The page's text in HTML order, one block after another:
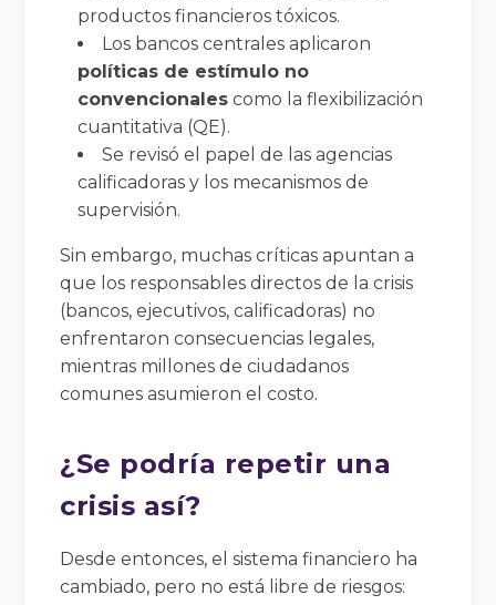
productos financieros tóxicos.
Los bancos centrales aplicaron
políticas de estímulo no
convencionales como la flexibilización
cuantitativa (QE).
Se revisó el papel de las agencias
calificadoras y los mecanismos de
supervisión.
Sin embargo, muchas críticas apuntan a
que los responsables directos de la crisis
(bancos, ejecutivos, calificadoras) no
enfrentaron consecuencias legales,
mientras millones de ciudadanos
comunes asumieron el costo.
¿Se podría repetir una
crisis así?
Desde entonces, el sistema financiero ha
cambiado, pero no está libre de riesgos: